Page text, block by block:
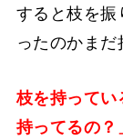
すると枝を振
ったのかまだ
枝を持ってい
持ってるの？